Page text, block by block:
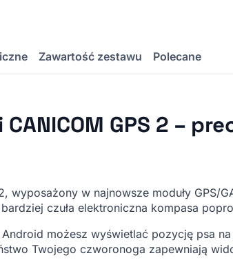
Zawartość zestawu Polecane
GPS 2 –
wyposażony w najnowsze moduły GPS/
czuła elektroniczna kompasa
Android możesz wyświetlać pozycję psa
Twojego czworonoga zapewniają